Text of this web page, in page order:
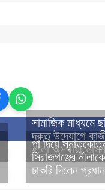
সামাজিক মাধ্যমে
দ্রুত উদ্যোগে
হলো অস্থায়ী
পা দিয়ে
সিরাজগঞ্জের
চাকরি দিলেন